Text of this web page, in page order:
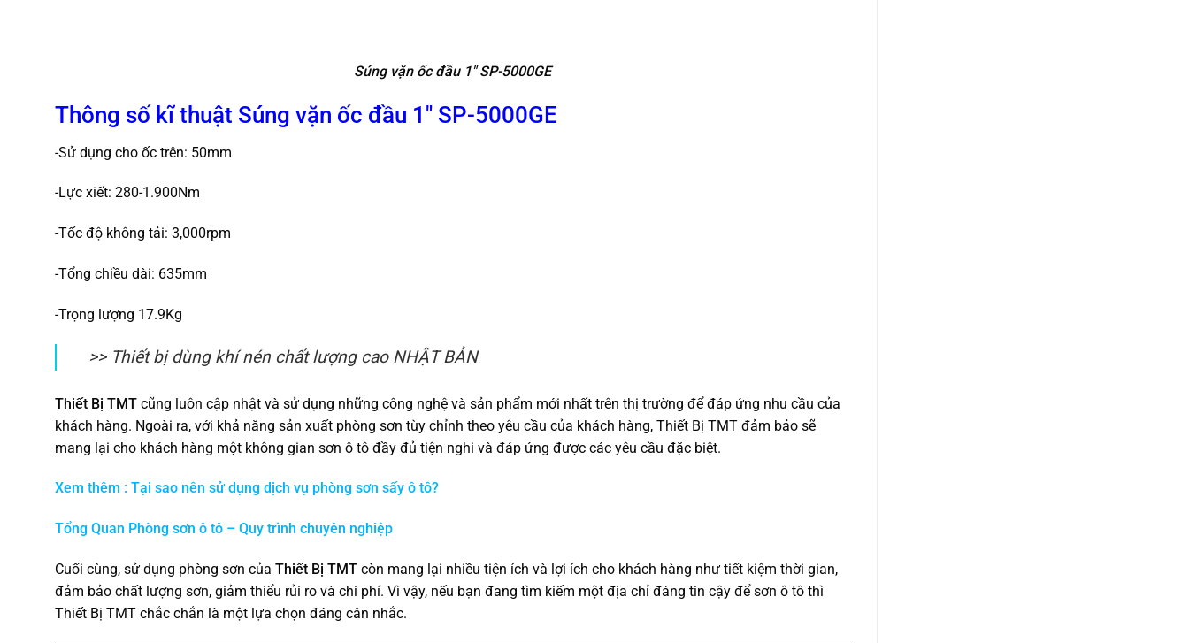
Súng vặn ốc đầu 1″ SP-5000GE
Thông số kĩ thuật Súng vặn ốc đầu 1″ SP-5000GE
-Sử dụng cho ốc trên: 50mm
-Lực xiết: 280-1.900Nm
-Tốc độ không tải: 3,000rpm
-Tổng chiều dài: 635mm
-Trọng lượng 17.9Kg
>> Thiết bị dùng khí nén chất lượng cao NHẬT BẢN
Thiết Bị TMT cũng luôn cập nhật và sử dụng những công nghệ và sản phẩm mới nhất trên thị trường để đáp ứng nhu cầu của
khách hàng. Ngoài ra, với khả năng sản xuất phòng sơn tùy chỉnh theo yêu cầu của khách hàng, Thiết Bị TMT đảm bảo sẽ
mang lại cho khách hàng một không gian sơn ô tô đầy đủ tiện nghi và đáp ứng được các yêu cầu đặc biệt.
Xem thêm : Tại sao nên sử dụng dịch vụ phòng sơn sấy ô tô?
Tổng Quan Phòng sơn ô tô – Quy trình chuyên nghiệp
Cuối cùng, sử dụng phòng sơn của Thiết Bị TMT còn mang lại nhiều tiện ích và lợi ích cho khách hàng như tiết kiệm thời gian,
đảm bảo chất lượng sơn, giảm thiểu rủi ro và chi phí. Vì vậy, nếu bạn đang tìm kiếm một địa chỉ đáng tin cậy để sơn ô tô thì
Thiết Bị TMT chắc chắn là một lựa chọn đáng cân nhắc.